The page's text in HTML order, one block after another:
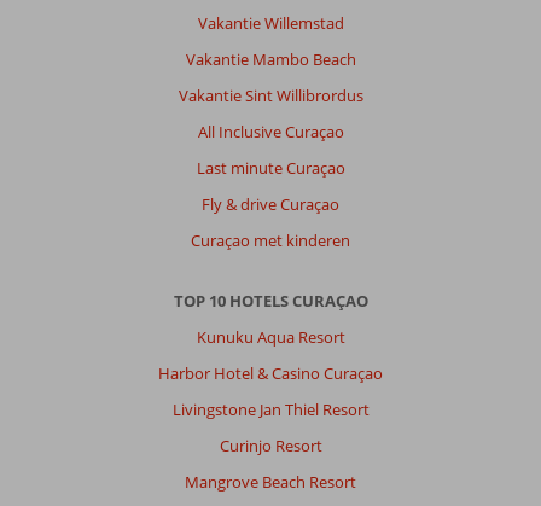
Vakantie Willemstad
Vakantie Mambo Beach
Vakantie Sint Willibrordus
All Inclusive Curaçao
Last minute Curaçao
Fly & drive Curaçao
Curaçao met kinderen
TOP 10 HOTELS CURAÇAO
Kunuku Aqua Resort
Harbor Hotel & Casino Curaçao
Livingstone Jan Thiel Resort
Curinjo Resort
Mangrove Beach Resort